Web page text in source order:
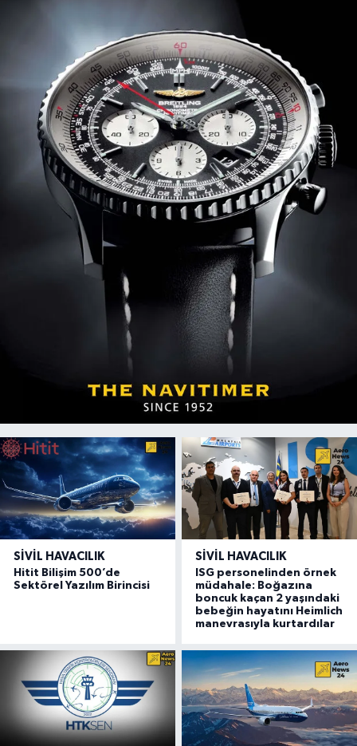
SIVIL HAVACILIK
Hitit Bilişim 500’de
Sektörel Yazılım Birincisi
SIVIL HAVACILIK
ISG personelinden örnek
müdahale: Boğazına
boncuk kaçan 2 yaşındaki
bebeğin hayatını Heimlich
manevrasıyla kurtardılar